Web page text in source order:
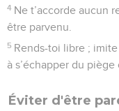
4 Ne t’accorde aucun
être parvenu.
5 Rends-toi libre ;
à s’échapper du piège
Éviter d'être